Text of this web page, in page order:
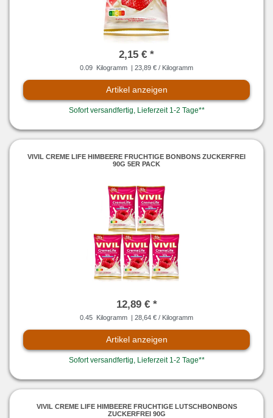
2,15 € *
0.09 Kilogramm | 23,89 € / Kilogramm
Artikel anzeigen
Sofort versandfertig, Lieferzeit 1-2 Tage**
VIVIL CREME LIFE HIMBEERE FRUCHTIGE BONBONS ZUCKERFREI
90G 5ER PACK
12,89 € *
0.45 Kilogramm | 28,64 € / Kilogramm
Artikel anzeigen
Sofort versandfertig, Lieferzeit 1-2 Tage**
VIVIL CREME LIFE HIMBEERE FRUCHTIGE LUTSCHBONBONS
ZUCKERFREI 90G